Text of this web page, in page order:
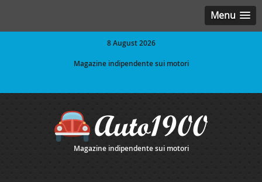
Menu
8 August 2026
Magazine indipendente sui motori
Magazine indipendente sui motori